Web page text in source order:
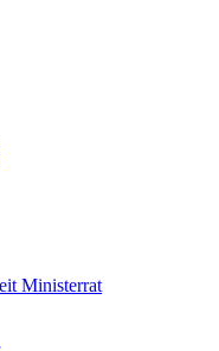
Ministerrat